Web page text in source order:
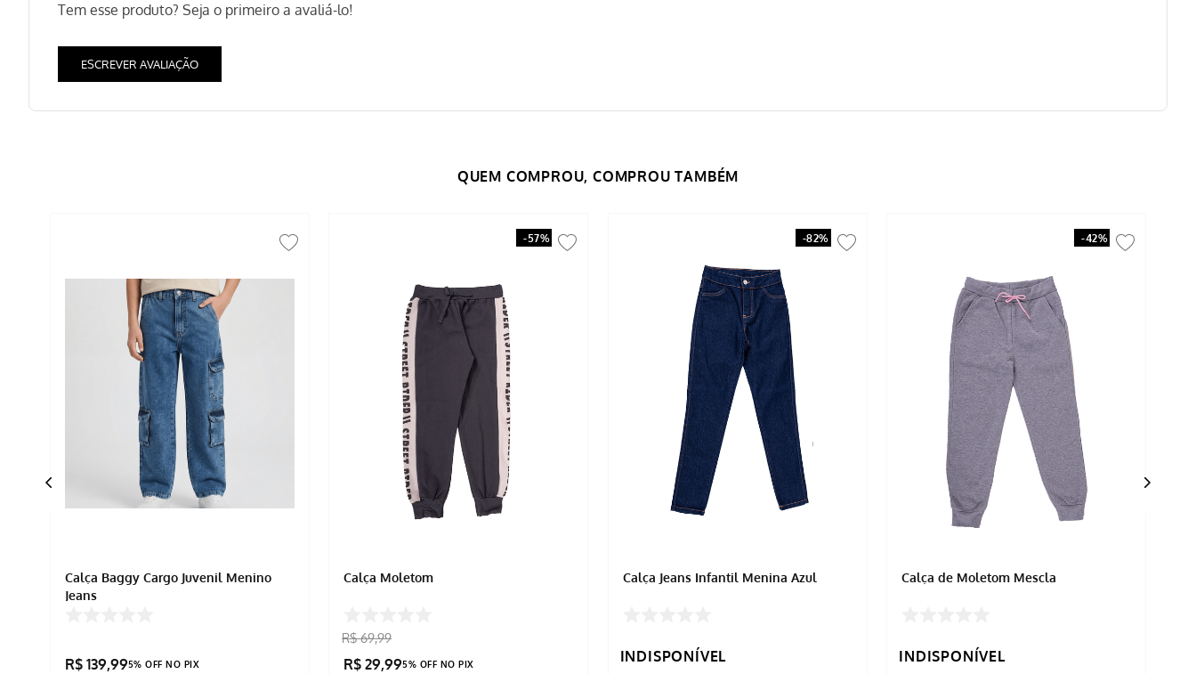
Tem esse produto? Seja o primeiro a avaliá-lo!
ESCREVER AVALIAÇÃO
Calça Baggy Cargo Juvenil Menino
Jeans
R$ 139,995% OFF NO PIX
-57%
Calça Moletom
R$ 69,99
R$ 29,995% OFF NO PIX
-82%
Calça Jeans Infantil Menina Azul
INDISPONÍVEL
-42%
Calça de Moletom Mescla
INDISPONÍVEL